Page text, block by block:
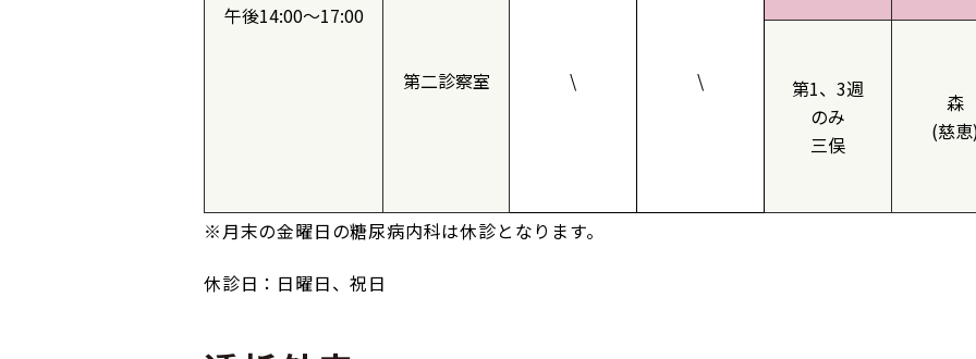
午後14:00～17:00
第二診察室 \ \
第1、3週
のみ
三俣
森
(慈
※月末の金曜日の糖尿病内科は休診となります。
休診日：日曜日、祝日